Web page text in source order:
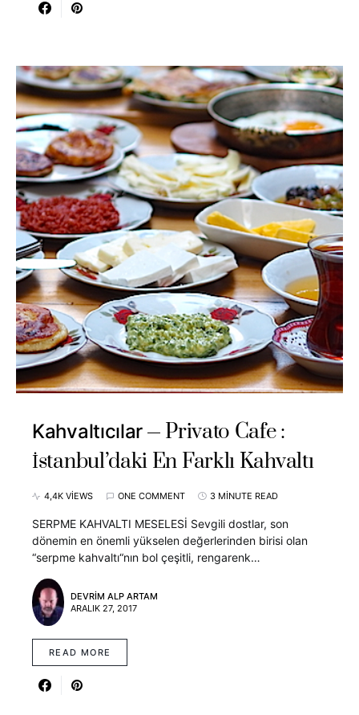
Kahvaltıcılar
Privato Cafe :
İstanbul’daki En Farklı Kahvaltı
4,4K VIEWS ONE COMMENT 3 MINUTE READ
SERPME KAHVALTI MESELESİ Sevgili dostlar, son
dönemin en önemli yükselen değerlerinden birisi olan
“serpme kahvaltı“nın bol çeşitli, rengarenk…
DEVRIM ALP ARTAM
ARALIK 27, 2017
READ MORE